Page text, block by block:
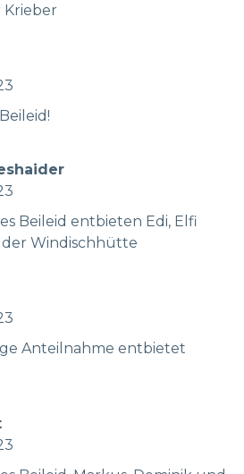
Krieber
Beileid entbieten Edi, Elfi
Windischhütte
Anteilnahme entbietet